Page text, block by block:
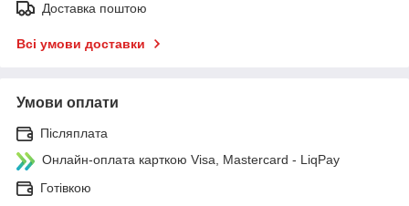
Доставка поштою
Всі умови доставки
Умови оплати
Післяплата
Онлайн-оплата карткою Visa, Mastercard - LiqPay
Готівкою